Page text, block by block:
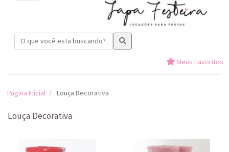
Meus Favoritos
Página Inicial Louça Decorativa
Louça Decorativa